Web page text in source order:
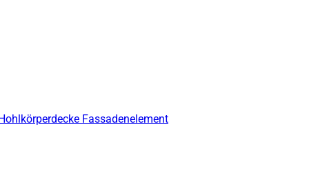
Fassadenelement